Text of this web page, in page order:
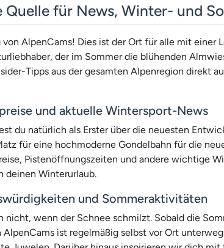
Quelle für News, Winter- und
AlpenCams! Dies ist der Ort für alle mit
der im Sommer die blühenden
Tipps aus der gesamten Alpenregion direkt
und aktuelle Wintersport-News
du natürlich als Erster über die neuesten
für eine hochmoderne Gondelbahn für die
Pistenöffnungszeiten und andere wichtige
deinen Winterurlaub.
und Sommeraktivitäten
nicht, wenn der Schnee schmilzt. Sobald die
AlpenCams ist regelmäßig selbst vor Ort